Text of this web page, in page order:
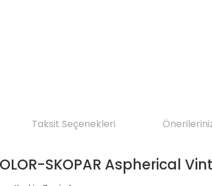
Taksit Seçenekleri
SKOPAR Aspherical